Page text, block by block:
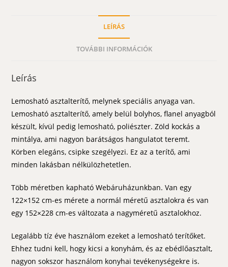
LEÍRÁS
TOVÁBBI INFORMÁCIÓK
Leírás
Lemosható asztalterítő, melynek speciális anyaga van.
Lemosható asztalterítő, amely belül bolyhos, flanel anyagból
készült, kívül pedig lemosható, poliészter. Zöld kockás a
mintálya, ami nagyon barátságos hangulatot teremt.
Körben elegáns, csipke szegélyezi. Ez az a terítő, ami
minden lakásban nélkülözhetetlen.
Több méretben kapható Webáruházunkban. Van egy
122×152 cm-es mérete a normál méretű asztalokra és van
egy 152×228 cm-es változata a nagyméretű asztalokhoz.
Legalább tíz éve használom ezeket a lemosható terítőket.
Ehhez tudni kell, hogy kicsi a konyhám, és az ebédlőasztalt,
nagyon sokszor használom konyhai tevékenységekre is.